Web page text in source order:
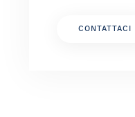
CONTATTACI